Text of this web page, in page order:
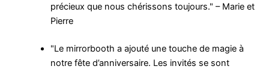
précieux que nous chérissons toujours." – Marie et
Pierre
"Le mirrorbooth a ajouté une touche de magie à
notre fête d’anniversaire. Les invités se sont